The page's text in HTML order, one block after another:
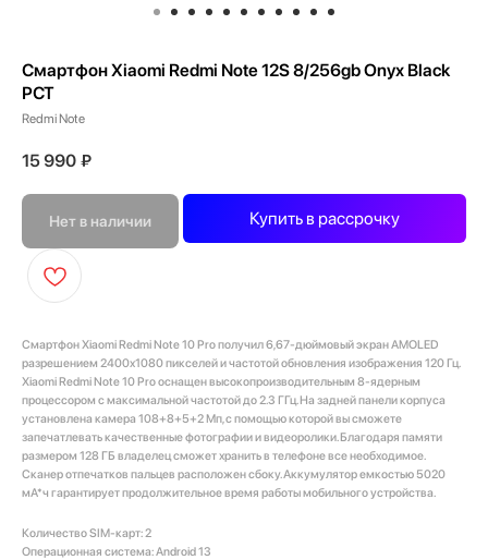
Смартфон Xiaomi Redmi Note 12S 8/256gb Onyx Black
РСТ
Redmi Note
15 990 ₽
Нет в наличии Купить в рассрочку
Смартфон Xiaomi Redmi Note 10 Pro получил 6,67-дюймовый экран AMOLED
разрешением 2400x1080 пикселей и частотой обновления изображения 120 Гц.
Xiaomi Redmi Note 10 Pro оснащен высокопроизводительным 8-ядерным
процессором с максимальной частотой до 2.3 ГГц. На задней панели корпуса
установлена камера 108+8+5+2 Мп, с помощью которой вы сможете
запечатлевать качественные фотографии и видеоролики. Благодаря памяти
размером 128 ГБ владелец сможет хранить в телефоне все необходимое.
Сканер отпечатков пальцев расположен сбоку. Аккумулятор емкостью 5020
мА*ч гарантирует продолжительное время работы мобильного устройства.
Количество SIM-карт: 2
Операционная система: Android 13